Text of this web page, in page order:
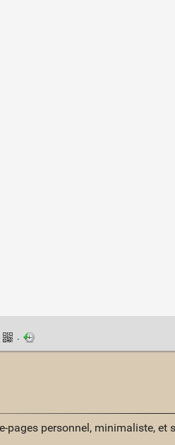
·
pages personnel, minimaliste,